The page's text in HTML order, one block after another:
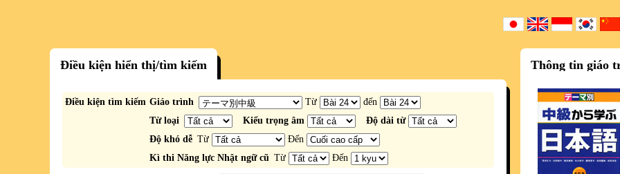
Điều kiện hiển thị/tìm kiếm
Điều kiện tìm kiếm Giáo trình Từ
đến
Từ loại
Kiểu trọng âm
Độ dài từ
Độ khó dễ Từ
Đến
Kì thi Năng lực Nhật ngữ cũ Từ Đến
Thông tin giáo